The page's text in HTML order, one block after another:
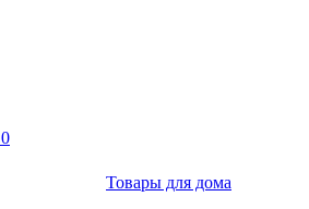
0
Товары для дома